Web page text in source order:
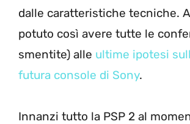
dalle caratteristiche tecniche.
potuto così avere tutte le
smentite) alle ultime ipotesi
futura console di Sony.
Innanzi tutto la PSP 2 al